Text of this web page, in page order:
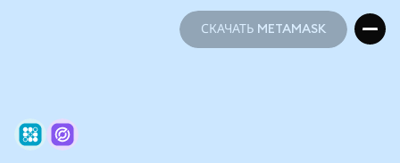
СКАЧАТЬ METAMASK